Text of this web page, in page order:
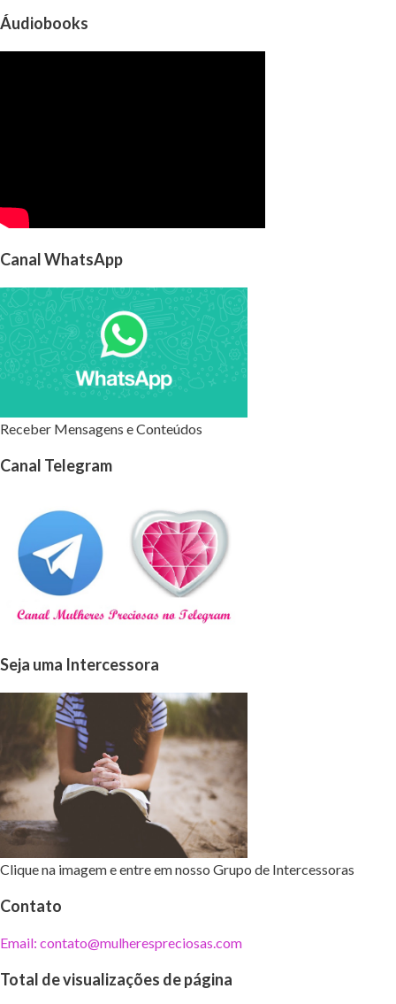
Áudiobooks
Canal WhatsApp
Receber Mensagens e Conteúdos
Canal Telegram
Seja uma Intercessora
Clique na imagem e entre em nosso Grupo de Intercessoras
Contato
Email: contato@mulherespreciosas.com
Total de visualizações de página